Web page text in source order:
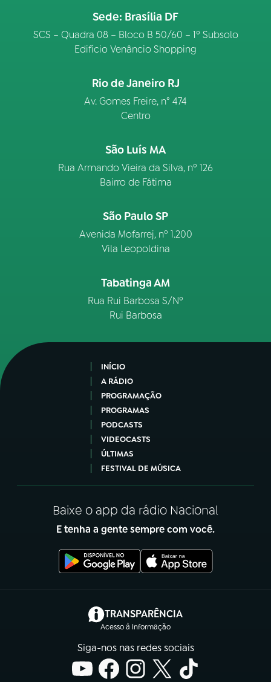
Sede: Brasília DF
SCS – Quadra 08 – Bloco B 50/60 – 1º Subsolo
Edifício Venâncio Shopping
Rio de Janeiro RJ
Av. Gomes Freire, n° 474
Centro
São Luís MA
Rua Armando Vieira da Silva, nº 126
Bairro de Fátima
São Paulo SP
Avenida Mofarrej, nº 1.200
Vila Leopoldina
Tabatinga AM
Rua Rui Barbosa S/Nº
Rui Barbosa
INÍCIO
A RÁDIO
PROGRAMAÇÃO
PROGRAMAS
PODCASTS
VIDEOCASTS
ÚLTIMAS
FESTIVAL DE MÚSICA
Baixe o app da rádio Nacional
E tenha a gente sempre com você.
TRANSPARÊNCIA
Acesso à Informação
(abre em nova aba)
Siga-nos nas redes sociais